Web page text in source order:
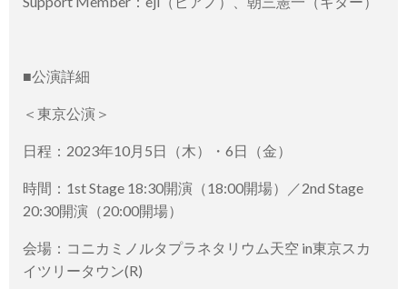
■公演詳細
＜東京公演＞
日程：2023年10月5日（木）・6日（金）
時間：1st Stage 18:30開演（18:00開場）／2nd Stage
20:30開演（20:00開場）
会場：コニカミノルタプラネタリウム天空 in東京スカ
イツリータウン(R)